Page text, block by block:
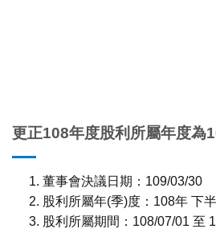
更正108年度股利所屬年度為
1. 董事會決議日期：109/03/30
2. 股利所屬年(季)度：108年 下
3. 股利所屬期間：108/07/01 至